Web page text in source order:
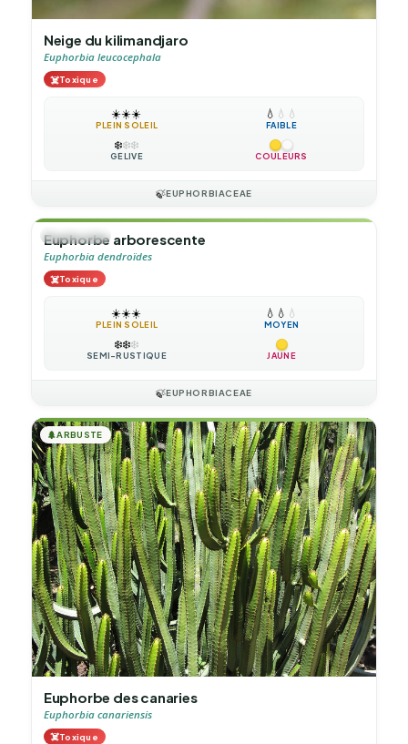
Neige du kilimandjaro
Euphorbia leucocephala
☠️Toxique
☀️☀️☀️
PLEIN SOLEIL
💧 💧 💧
FAIBLE
❄️❄️❄️
GÉLIVE COULEURS
🍃EUPHORBIACEAE
🌲ARBUSTE
Euphorbe arborescente
Euphorbia dendroïdes
☠️Toxique
☀️☀️☀️
PLEIN SOLEIL
💧 💧 💧
MOYEN
❄️❄️❄️
SEMI-RUSTIQUE JAUNE
🍃EUPHORBIACEAE
🌲ARBUSTE
Euphorbe des canaries
Euphorbia canariensis
☠️Toxique